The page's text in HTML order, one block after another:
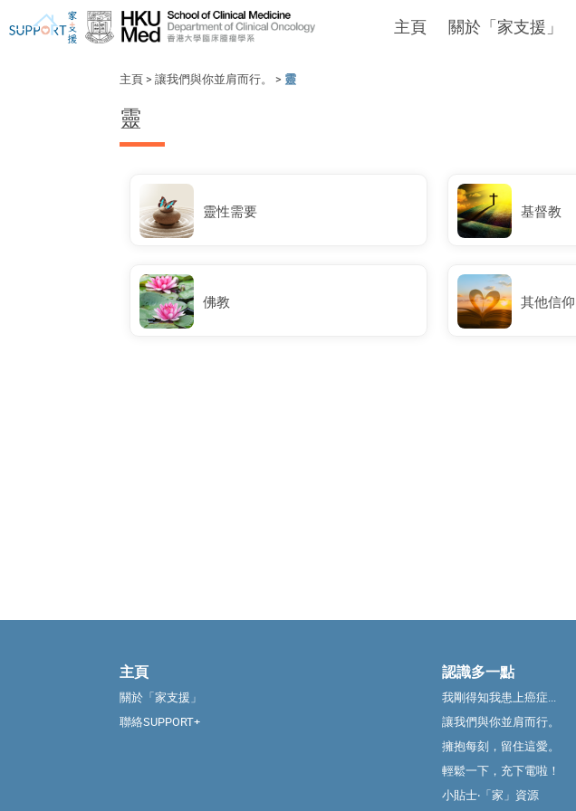
主頁 關於「家支援」
主頁> 讓我們與你並肩而行。 > 靈
靈
靈性需要 基督教
佛教 其他信仰
主頁
關於「家支援」
聯絡SUPPORT+
認識多一點
我剛得知我患上癌症...
讓我們與你並肩而行。
擁抱每刻，留住這愛。
輕鬆一下，充下電啦！
小貼士‧「家」資源